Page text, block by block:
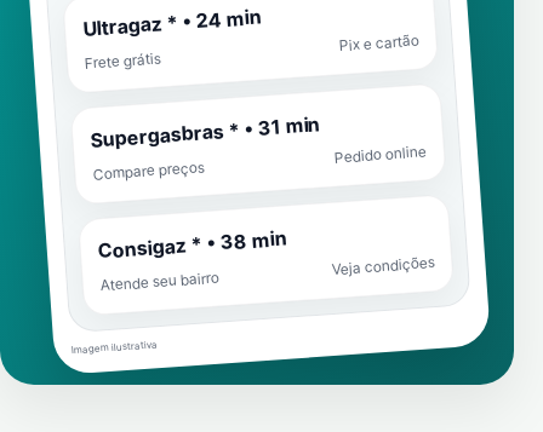
Ultragaz * • 24 min
Frete grátis
Pix e cartão
Supergasbras * • 31 min
Compare preços
Pedido online
Consigaz * • 38 min
Atende seu bairro
Veja condições
Imagem ilustrativa